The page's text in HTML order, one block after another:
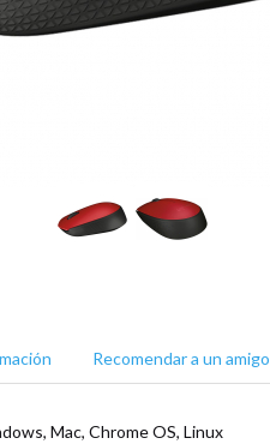
Recomendar a un amigo
Mac, Chrome OS, Linux